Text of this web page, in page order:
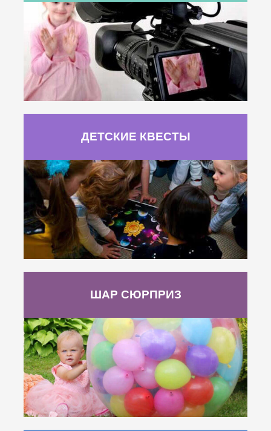
ДЕТСКИЕ КВЕСТЫ
ШАР СЮРПРИЗ